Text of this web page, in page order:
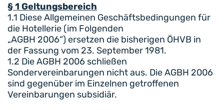
§ 1 Geltungsbereich
1.1 Diese Allgemeinen Geschäftsbedingungen für
die Hotellerie (im Folgenden
„AGBH 2006“) ersetzen die bisherigen ÖHVB in
der Fassung vom 23. September 1981.
1.2 Die AGBH 2006 schließen
Sondervereinbarungen nicht aus. Die AGBH 2006
sind gegenüber im Einzelnen getroffenen
Vereinbarungen subsidiär.